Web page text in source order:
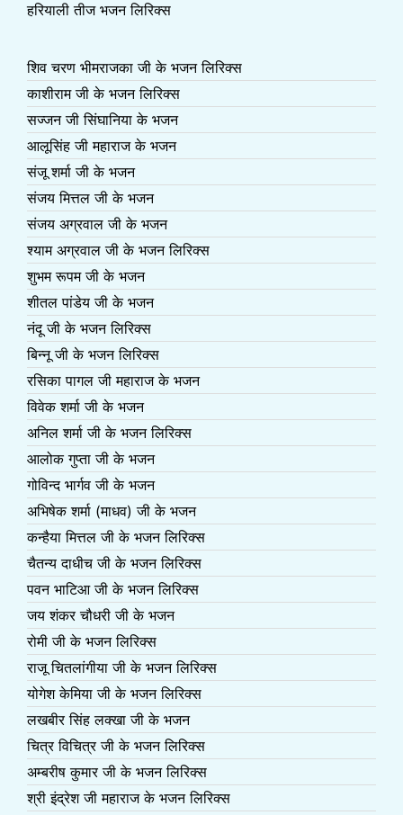
हरियाली तीज भजन लिरिक्स
शिव चरण भीमराजका जी के भजन लिरिक्स
काशीराम जी के भजन लिरिक्स
सज्जन जी सिंघानिया के भजन
आलूसिंह जी महाराज के भजन
संजू शर्मा जी के भजन
संजय मित्तल जी के भजन
संजय अग्रवाल जी के भजन
श्याम अग्रवाल जी के भजन लिरिक्स
शुभम रूपम जी के भजन
शीतल पांडेय जी के भजन
नंदू जी के भजन लिरिक्स
बिन्नू जी के भजन लिरिक्स
रसिका पागल जी महाराज के भजन
विवेक शर्मा जी के भजन
अनिल शर्मा जी के भजन लिरिक्स
आलोक गुप्ता जी के भजन
गोविन्द भार्गव जी के भजन
अभिषेक शर्मा (माधव) जी के भजन
कन्हैया मित्तल जी के भजन लिरिक्स
चैतन्य दाधीच जी के भजन लिरिक्स
पवन भाटिआ जी के भजन लिरिक्स
जय शंकर चौधरी जी के भजन
रोमी जी के भजन लिरिक्स
राजू चितलांगीया जी के भजन लिरिक्स
योगेश केमिया जी के भजन लिरिक्स
लखबीर सिंह लक्खा जी के भजन
चित्र विचित्र जी के भजन लिरिक्स
अम्बरीष कुमार जी के भजन लिरिक्स
श्री इंद्रेश जी महाराज के भजन लिरिक्स